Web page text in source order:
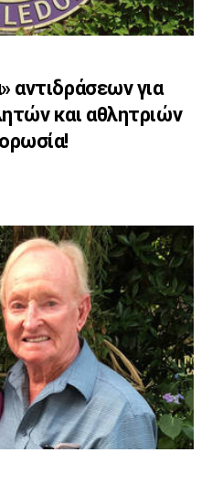
Άρσεναλ
Γιουβέντους
αντιδράσεων για
και αθλητριών